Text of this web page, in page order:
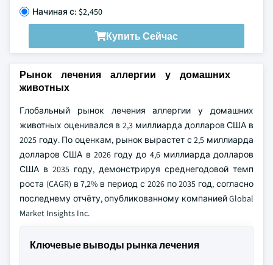
Начиная с: $2,450
Купить Сейчас
Рынок лечения аллергии у домашних
животных
Глобальный рынок лечения аллергии у домашних
животных оценивался в 2,3 миллиарда долларов США в
2025 году. По оценкам, рынок вырастет с 2,5 миллиарда
долларов США в 2026 году до 4,6 миллиарда долларов
США в 2035 году, демонстрируя среднегодовой темп
роста (CAGR) в 7,2% в период с 2026 по 2035 год, согласно
последнему отчёту, опубликованному компанией Global
Market Insights Inc.
Ключевые выводы рынка лечения